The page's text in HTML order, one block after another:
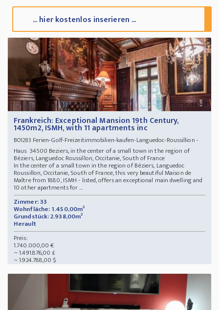
... hier kostenlos inserieren ...
Frankreich: Exceptional Mansion 19th Century,
1450m2, ISMH, with 11 apartments inc
BO1283 Ferien-Golf-Freizeitimmobilien-kaufen-Languedoc-Roussillion -
Haus 34500 Beziers, in the center of a small town in the region of
Béziers, Languedoc Roussillon, Occitanie, South of France
In the center of a small town in the region of Béziers, Languedoc
Roussillon, Occitanie, South of France, this very beautiful Maison de
Maître from 1880, ISMH - listed, offers an exceptional main dwelling and
10 other apartments for ...
Zimmer: 33
Wohnfläche: 1.450,00m²
Grundstück: 2.938,00m²
Herault
Preis:
1.740.000,00 €
~ 1.491.876,00 £
~ 1.924.788,00 $